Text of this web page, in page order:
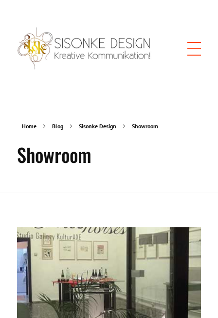
Home Blog Sisonke Design Showroom
Showroom